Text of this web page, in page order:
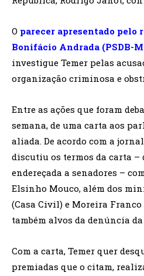
O parecer apresentado pelo
Bonifácio Andrada (PSDB-
investigue Temer pelas
organização criminosa e
Entre as ações que foram
semana, de uma carta aos
aliada. De acordo com a
discutiu os termos da carta –
endereçada a senadores –
Elsinho Mouco, além dos
(Casa Civil) e Moreira Franco
também alvos da denúncia da
Com a carta, Temer quer
premiadas que o citam,